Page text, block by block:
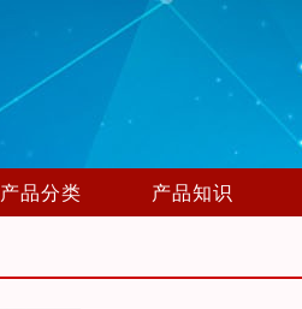
产品分类 产品知识